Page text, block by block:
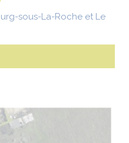
sous-La-Roche et Le